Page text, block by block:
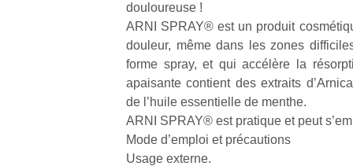
douloureuse !
ARNI SPRAY® est un produit
douleur, même dans les zones
forme spray, et qui accélère la
apaisante contient des extraits
de l’huile essentielle de menthe.
ARNI SPRAY® est pratique et peut
Mode d’emploi et précautions
Usage externe.